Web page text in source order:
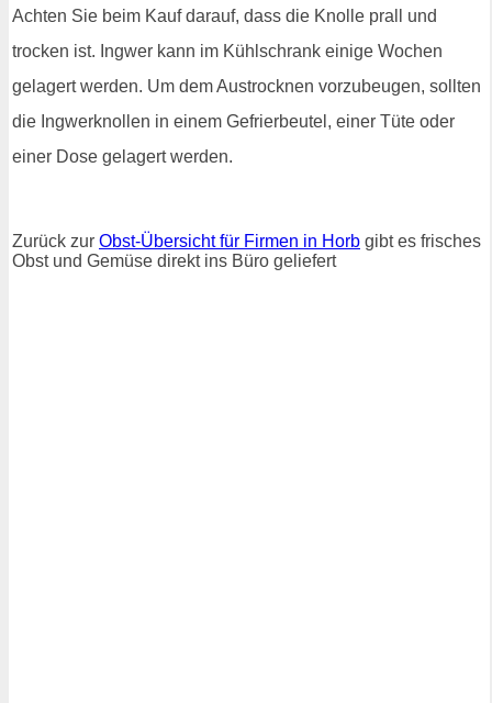
Achten Sie beim Kauf darauf, dass die Knolle prall und
trocken ist. Ingwer kann im Kühlschrank einige Wochen
gelagert werden. Um dem Austrocknen vorzubeugen, sollten
die Ingwerknollen in einem Gefrierbeutel, einer Tüte oder
einer Dose gelagert werden.
Zurück zur Obst-Übersicht für Firmen in Horb gibt es frisches
Obst und Gemüse direkt ins Büro geliefert